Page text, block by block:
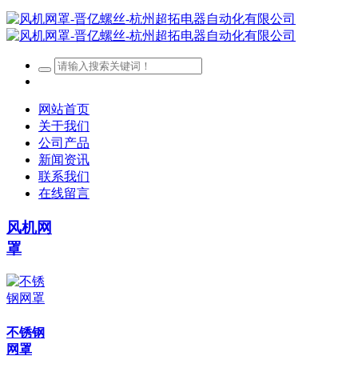
网站首页
关于我们
公司产品
新闻资讯
联系我们
在线留言
风机网
罩
不锈钢
网罩